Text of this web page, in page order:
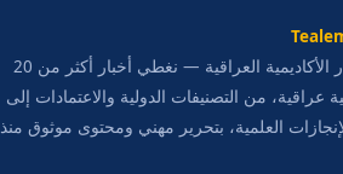
بوابة الأخبار الأكاديمية العراقية — نغطي أخبار أكثر من 20
عراقية، من التصنيفات الدولية والاعتمادات إلى
العلمية، بتحرير مهني ومحتوى موثوق منذ